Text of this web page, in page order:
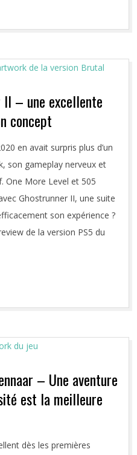
II – une excellente
concept
en avait surpris plus d’un
son gameplay nerveux et
One More Level et 505
Ghostrunner II, une suite
son expérience ?
de la version PS5 du
– Une aventure
est la meilleure
dès les premières